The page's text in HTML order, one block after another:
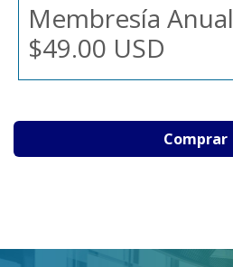
Membresía Anual
$49.00 USD
Comprar